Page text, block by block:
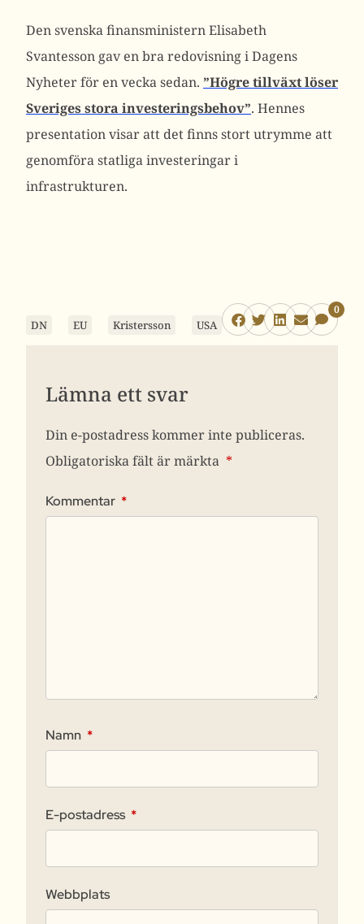
Den svenska finansministern Elisabeth
Svantesson gav en bra redovisning i Dagens
Nyheter för en vecka sedan. ”Högre tillväxt löser
Sveriges stora investeringsbehov”. Hennes
presentation visar att det finns stort utrymme att
genomföra statliga investeringar i
infrastrukturen.
DN EU Kristersson USA
0
Lämna ett svar
Din e-postadress kommer inte publiceras.
Obligatoriska fält är märkta *
Kommentar *
Namn *
E-postadress *
Webbplats